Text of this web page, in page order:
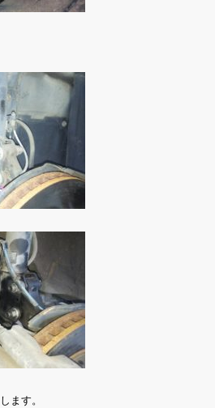
ます。